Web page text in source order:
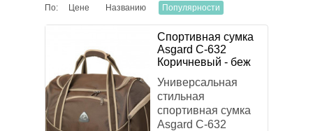
ЦЕНА
₽
ОСНОВНЫЕ ЦВЕТА
По: Цене Названию Популярности
Спортивная сумка
Asgard С-632
Коричневый - беж
Универсальная
стильная
спортивная сумка
Asgard С-632